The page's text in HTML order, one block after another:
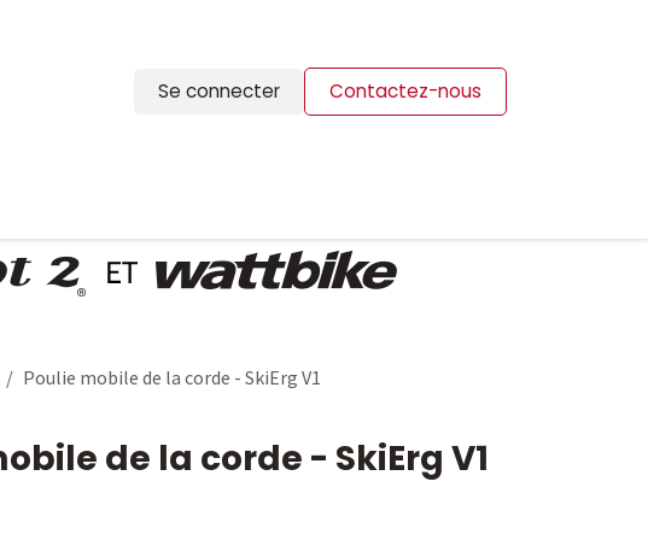
Se connecter Contactez-nous
Poulie mobile de la corde - SkiErg V1
de la corde - SkiErg V1